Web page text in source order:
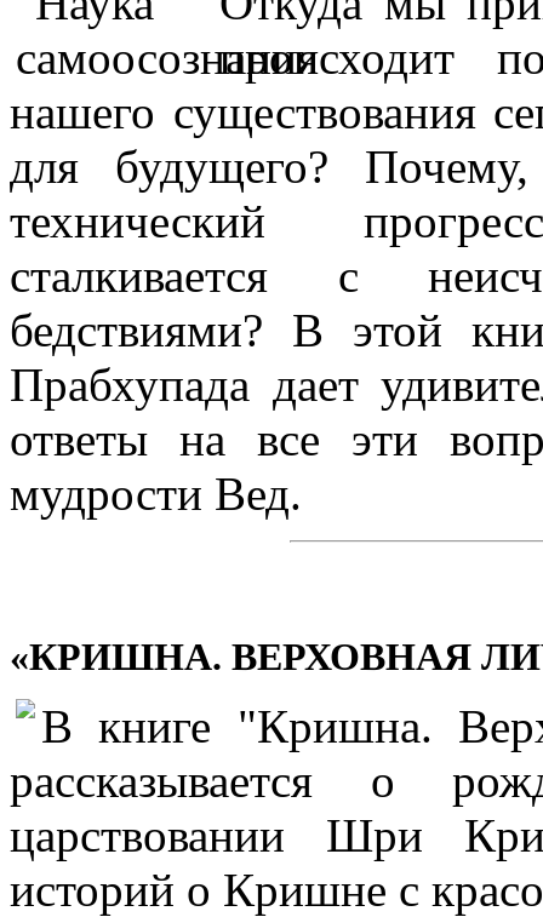
происходит
нашего существования
для будущего?
технический
сталкивается с
бедствиями? В этой
Прабхупада дает
ответы на все эти
мудрости Вед.
«КРИШНА. ВЕРХОВНАЯ
В книге "Кришна.
рассказывается о
царствовании Шри
историй о Кришне с